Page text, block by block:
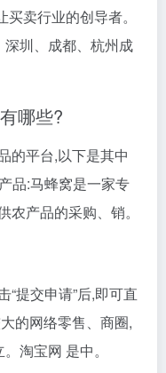
卖行业的创导者。
圳、成都、杭州成
哪些?
的平台,以下是其中
品:马蜂窝是一家专
产品的采购、销。
“提交申请”后,即可直
的网络零售、商圈,
淘宝网 是中。